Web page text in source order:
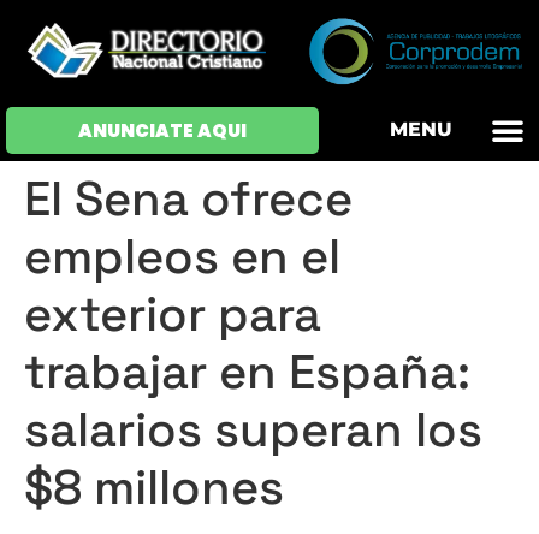
ANUNCIATE AQUI MENU
El Sena ofrece
empleos en el
exterior para
trabajar en España:
salarios superan los
$8 millones